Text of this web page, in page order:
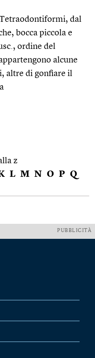
dal
bocca piccola e
ordine del
alcune
altre di gonfiare il
z
L M N O P Q
PUBBLICITÀ